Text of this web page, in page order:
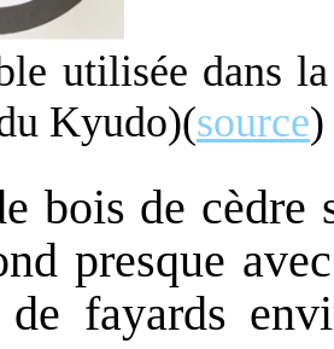
utilisée dans la
Kyudo)(source)
bois de
presque
fayards